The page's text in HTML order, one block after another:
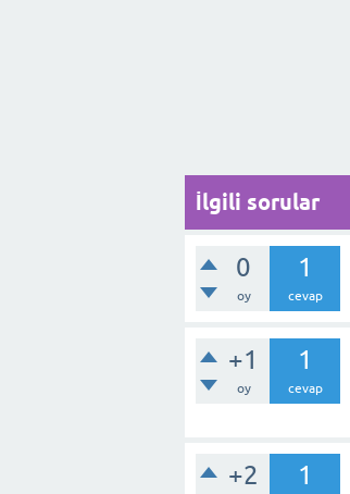
İlgili sorular
0
oy
1
cevap
+1
oy
1
cevap
+2 1